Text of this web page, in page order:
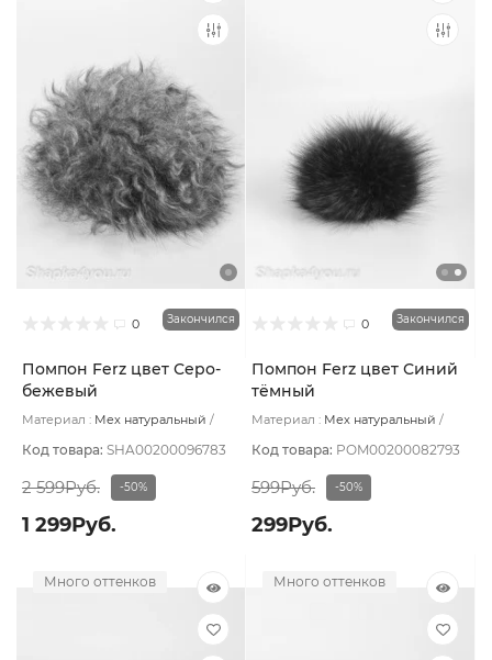
0 Закончился
Помпон Ferz цвет Серо-
бежевый
Материал : Мех натуральный
Код товара: SHA00200096783
2 599Руб. -50%
1 299Руб.
0 Закончился
Помпон Ferz цвет Синий
тёмный
Материал : Мех натуральный
Код товара: POM00200082793
599Руб. -50%
299Руб.
Много оттенков Много оттенков